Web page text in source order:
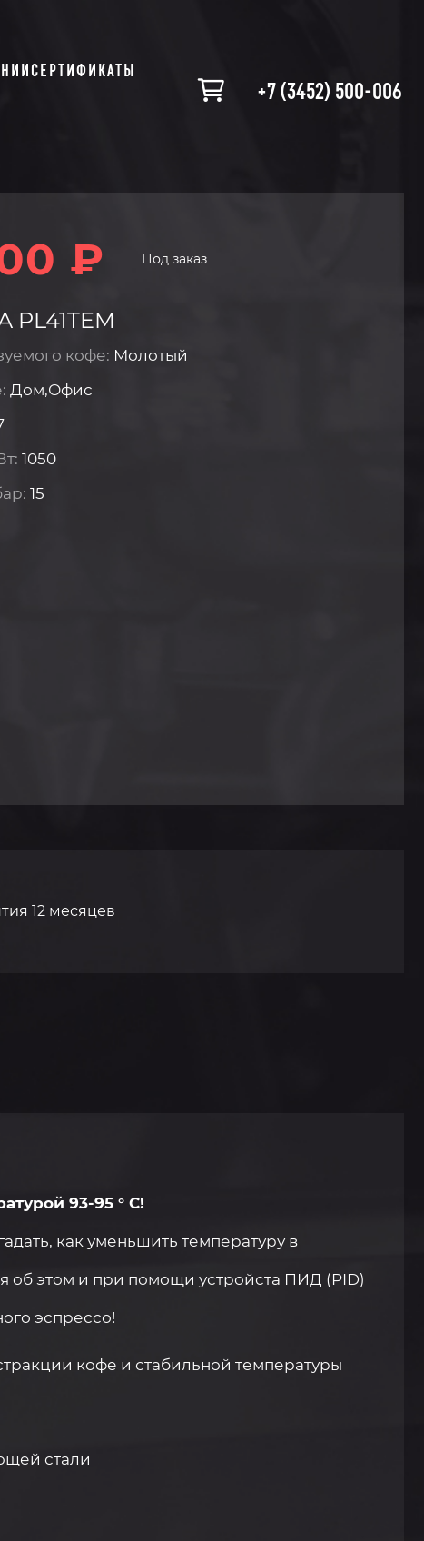
СЕРТИФИКАТЫ
+7 (3452) 500-006
₽ Под заказ
PL41TEM
кофе: Молотый
Дом,Офис
1050
15
12 месяцев
93-95 ° С!
как уменьшить температуру в
об этом и при помощи устройста ПИД (PID)
эспрессо!
кофе и стабильной температуры
стали